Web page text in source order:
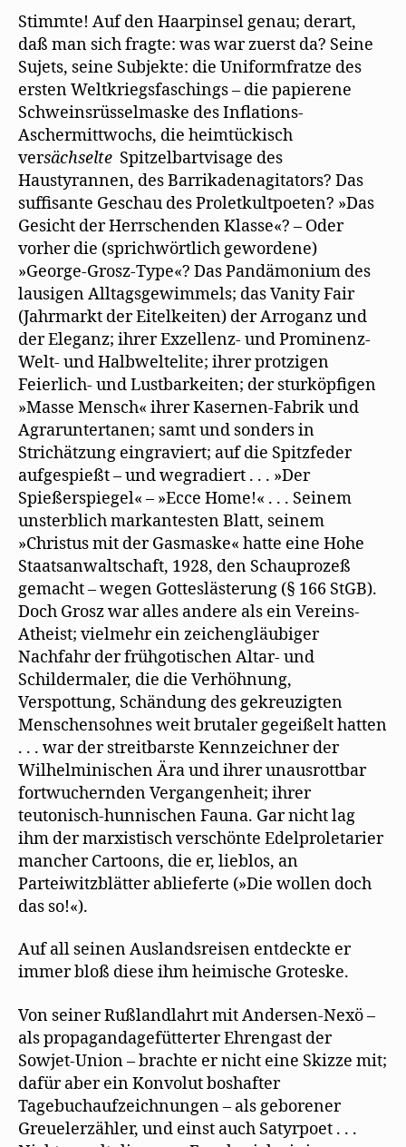
Stimmte! Auf den Haarpinsel genau; derart,
daß man sich fragte: was war zuerst da? Seine
Sujets, seine Subjekte: die Uniformfratze des
ersten Weltkriegsfaschings – die papierene
Schweinsrüsselmaske des Inflations-
Aschermittwochs, die heimtückisch
versächselte Spitzelbartvisage des
Haustyrannen, des Barrikadenagitators? Das
suffisante Geschau des Proletkultpoeten? »Das
Gesicht der Herrschenden Klasse«? – Oder
vorher die (sprichwörtlich gewordene)
»George-Grosz-Type«? Das Pandämonium des
lausigen Alltagsgewimmels; das Vanity Fair
(Jahrmarkt der Eitelkeiten) der Arroganz und
der Eleganz; ihrer Exzellenz- und Prominenz-
Welt- und Halbweltelite; ihrer protzigen
Feierlich- und Lustbarkeiten; der sturköpfigen
»Masse Mensch« ihrer Kasernen-Fabrik und
Agraruntertanen; samt und sonders in
Strichätzung eingraviert; auf die Spitzfeder
aufgespießt – und wegradiert . . . »Der
Spießerspiegel« – »Ecce Home!« . . . Seinem
unsterblich markantesten Blatt, seinem
»Christus mit der Gasmaske« hatte eine Hohe
Staatsanwaltschaft, 1928, den Schauprozeß
gemacht – wegen Gotteslästerung (§ 166 StGB).
Doch Grosz war alles andere als ein Vereins-
Atheist; vielmehr ein zeichengläubiger
Nachfahr der frühgotischen Altar- und
Schildermaler, die die Verhöhnung,
Verspottung, Schändung des gekreuzigten
Menschensohnes weit brutaler gegeißelt hatten
. . . war der streitbarste Kennzeichner der
Wilhelminischen Ära und ihrer unausrottbar
fortwuchernden Vergangenheit; ihrer
teutonisch-hunnischen Fauna. Gar nicht lag
ihm der marxistisch verschönte Edelproletarier
mancher Cartoons, die er, lieblos, an
Parteiwitzblätter ablieferte (»Die wollen doch
das so!«).
Auf all seinen Auslandsreisen entdeckte er
immer bloß diese ihm heimische Groteske.
Von seiner Rußlandlahrt mit Andersen-Nexö –
als propagandagefütterter Ehrengast der
Sowjet-Union – brachte er nicht eine Skizze mit;
dafür aber ein Konvolut boshafter
Tagebuchaufzeichnungen – als geborener
Greuelerzähler, und einst auch Satyrpoet . . .